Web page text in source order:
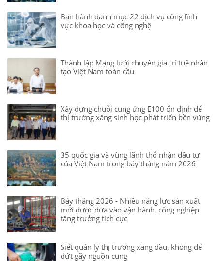
Ban hành danh mục 22 dịch vụ công lĩnh
vực khoa học và công nghệ
Thành lập Mạng lưới chuyên gia trí tuệ nhân
tạo Việt Nam toàn cầu
Xây dựng chuỗi cung ứng E100 ổn định để
thị trường xăng sinh học phát triển bền vững
35 quốc gia và vùng lãnh thổ nhận đầu tư
của Việt Nam trong bảy tháng năm 2026
Bảy tháng 2026 - Nhiều năng lực sản xuất
mới được đưa vào vận hành, công nghiệp
tăng trưởng tích cực
Siết quản lý thị trường xăng dầu, không để
đứt gãy nguồn cung